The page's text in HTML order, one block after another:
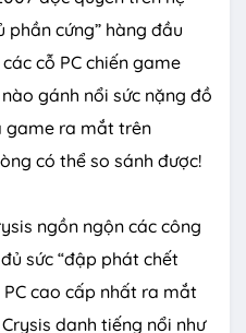
phần cứng” hàng đầu
cỗ PC chiến game
gánh nổi sức nặng đồ
game ra mắt trên
có thể so sánh được!
ngồn ngộn các công
sức “đập phát chết
cao cấp nhất ra mắt
danh tiếng nổi như